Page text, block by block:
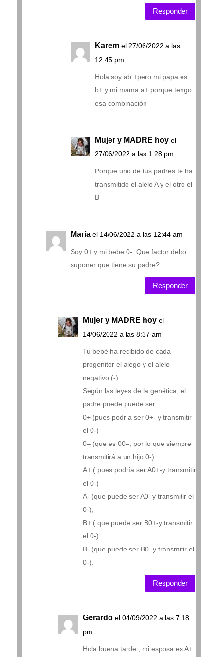
Responder
Karem el 27/06/2022 a las
12:45 pm
Hola soy ab +pero mi papa es
b+ y mi mama a+ porque tengo
esa combinación
Mujer y MADRE hoy el
27/06/2022 a las 1:28 pm
Porque uno de tus padres te ha
transmitido el alelo A y el otro el
B
María el 14/06/2022 a las 12:44 am
Soy 0+ y mi bebe 0-. Que factor debo
suponer que tiene su padre?
Responder
Mujer y MADRE hoy el
14/06/2022 a las 8:37 am
Tu bebé ha recibido de cada
progenitor el alego y el alelo
negativo (-).
Según las leyes de la genética, el
padre puede puede ser:
0+ (pues podría ser 0+- y transmitir
el 0-)
0– (que es 00–, por lo que siempre
transmitirá a un hijo 0-)
A+ ( pues podría ser A0+-y transmitir
el 0-)
A- (que puede ser A0–y transmitir el
0-),
B+ ( que puede ser B0+-y transmitir
el 0-)
B- (que puede ser B0–y transmitir el
0-).
Responder
Gerardo el 04/09/2022 a las 7:18
pm
Hola buena tarde , mi esposa es A+